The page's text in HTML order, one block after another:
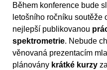
Během konference bude
letošního ročníku soutěže
nejlepší publikovanou
spektrometrie. Nebude
věnovaná prezentacím
plánovány krátké kurzy